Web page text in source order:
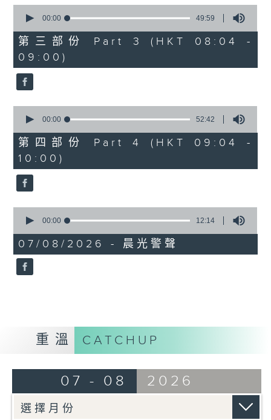
seconds
49
minutes,
59
seconds
00:00 49:59
第三部份 Part 3 (HKT 08:04 -
09:00)
seconds
52
minutes,
42
seconds
00:00 52:42
第四部份 Part 4 (HKT 09:04 -
10:00)
seconds
12
minutes,
14
seconds
00:00 12:14
07/08/2026 - 晨光警聲
重溫 CATCHUP
07 - 08 2026